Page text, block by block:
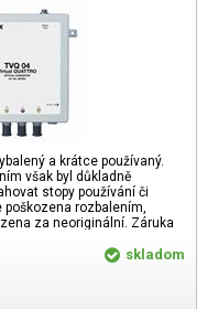
a krátce používaný.
však byl důkladně
stopy používání či
poškozena rozbalením,
za neoriginální. Záruka
skladom